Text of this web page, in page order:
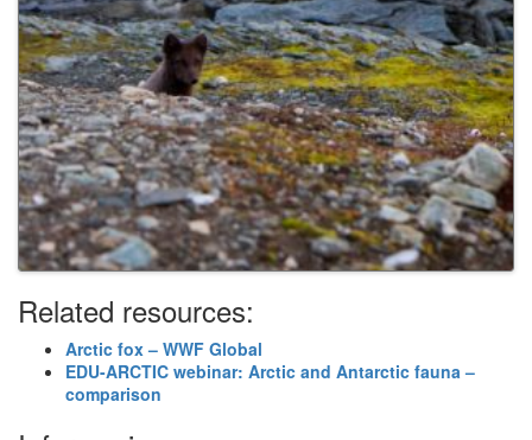
Related resources:
Arctic fox – WWF Global
EDU-ARCTIC webinar: Arctic and Antarctic fauna –
comparison